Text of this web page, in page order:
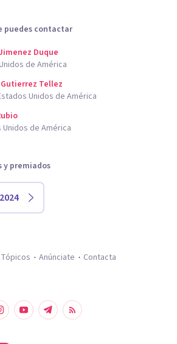
puedes contactar
Duque
de América
Tellez
Unidos de América
de América
y premiados
Tópicos Anúnciate Contacta